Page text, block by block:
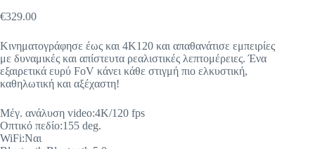
Original
was:
€359.00.
€329.00
Η
τιμή
είναι:
€329.00.
Κινηματογράφησε έως και 4K120 και απαθανάτισε εμπειρίες
με δυναμικές και απίστευτα ρεαλιστικές λεπτομέρειες. Ένα
εξαιρετικά ευρύ FoV κάνει κάθε στιγμή πιο ελκυστική,
καθηλωτική και αξέχαστη!
Μέγ. ανάλυση video:4K/120 fps
Οπτικό πεδίο:155 deg.
WiFi:Ναι